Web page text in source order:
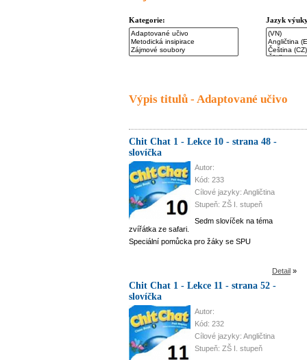
Kategorie: Jazyk
Výpis titulů - Adaptované učivo
Chit Chat 1 - Lekce 10 - strana 48 -
slovíčka
Autor:
Kód: 233
Cílové jazyky: Angličtina
Stupeň: ZŠ I. stupeň
Sedm slovíček na téma
zvířátka ze safari.
Speciální pomůcka pro žáky se SPU
Detail »
Chit Chat 1 - Lekce 11 - strana 52 -
slovíčka
Autor:
Kód: 232
Cílové jazyky: Angličtina
Stupeň: ZŠ I. stupeň